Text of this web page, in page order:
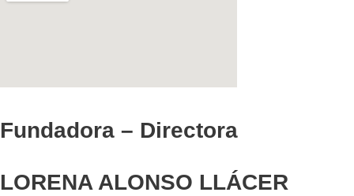
Fundadora – Directora
LORENA ALONSO LLÁCER